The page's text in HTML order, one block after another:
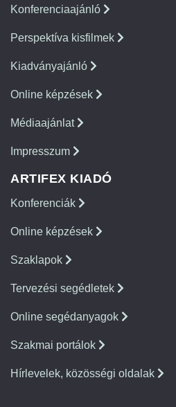
Konferenciaajánló
Perspektíva kisfilmek
Kiadványajánló
Online képzések
Médiaajánlat
Impresszum
ARTIFEX KIADÓ
Konferenciák
Online képzések
Szaklapok
Tervezési segédletek
Online segédanyagok
Szakmai portálok
Hírlevelek, közösségi oldalak